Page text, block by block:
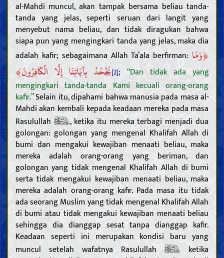
al-Mahdi muncul, akan tampak bersama beliau tanda-
tanda yang jelas, seperti seruan dari langit yang
menyebut nama beliau, dan tidak diragukan bahwa
siapa pun yang mengingkari tanda yang jelas, maka dia
adalah kafir; sebagaimana Allah Ta’ala berfirman:
﴿وَمَا
يَجْحَدُ بِآيَاتِنَا إِلَّا الْكَافِرُونَ﴾ [2]; “Dan tidak ada yang
mengingkari tanda-tanda Kami kecuali orang-orang
kafir.”Selain itu, dipahami bahwa manusia pada masa al-
Mahdi akan kembali kepada keadaan mereka pada masa
Rasulullah
, ketika itu mereka terbagi menjadi dua
golongan: golongan yang mengenal Khalifah Allah di
bumi dan mengakui kewajiban menaati beliau, maka
mereka adalah orang-orang yang beriman, dan
golongan yang tidak mengenal Khalifah Allah di bumi
serta tidak mengakui kewajiban menaati beliau, maka
mereka adalah orang-orang kafir. Pada masa itu tidak
ada seorang Muslim yang tidak mengenal Khalifah Allah
di bumi atau tidak mengakui kewajiban menaati beliau
sehingga dia dianggap sesat tanpa dianggap kafir.
Keadaan seperti ini merupakan kondisi baru yang
muncul setelah wafatnya Rasulullah
ketika